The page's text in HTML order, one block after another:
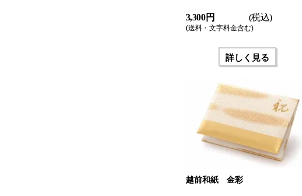
3,300 円 (税込)
(送料・文字料金含む)
詳しく見る
越前和紙 金彩